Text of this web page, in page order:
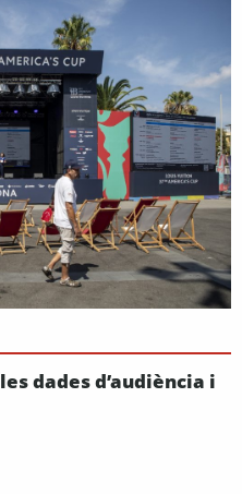
dades d’audiència i